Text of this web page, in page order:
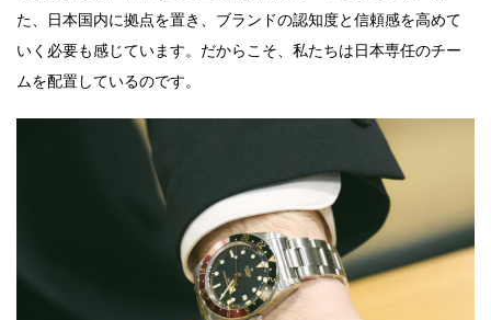
た、日本国内に拠点を置き、ブランドの認知度と信頼感を高めて
いく必要も感じています。だからこそ、私たちは日本専任のチー
ムを配置しているのです。